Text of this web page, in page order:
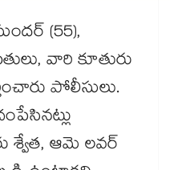
(55),
వారి కూతురు
పోలీసులు.
శ్వేత, ఆమె లవర్